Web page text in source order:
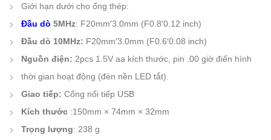
Giới hạn dưới cho ống thép:
Đầu dò 5MHz: F20mm′3.0mm (F0.8′0.12 inch)
Đầu dò 10MHz: F20mm′3.0mm (F0.6′0.08 inch)
Nguồn điện: 2pcs 1.5V aa kích thước, pin .00 giờ điển hình
thời gian hoạt động (đèn nền LED tắt).
Giao tiếp: Cổng nối tiếp USB
Kích thước :150mm × 74mm × 32mm
Trọng lượng: 238 g